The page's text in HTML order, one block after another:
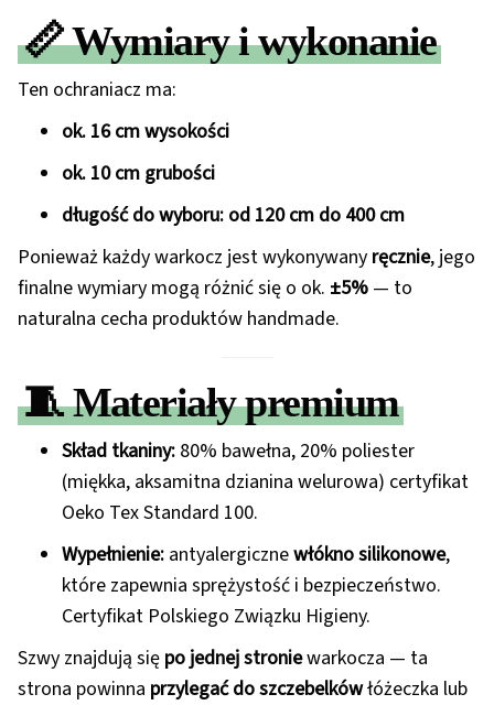
📏Wymiary i wykonanie
Ten ochraniacz ma:
ok. 16 cm wysokości
ok. 10 cm grubości
długość do wyboru: od 120 cm do 400 cm
Ponieważ każdy warkocz jest wykonywany ręcznie, jego
finalne wymiary mogą różnić się o ok. ±5% — to
naturalna cecha produktów handmade.
🧵Materiały premium
Skład tkaniny: 80% bawełna, 20% poliester
(miękka, aksamitna dzianina welurowa) certyfikat
Oeko Tex Standard 100.
Wypełnienie: antyalergicznewłókno silikonowe,
które zapewnia sprężystość i bezpieczeństwo.
Certyfikat Polskiego Związku Higieny.
Szwy znajdują się po jednej stroniewarkocza — ta
strona powinna przylegać do szczebelkówłóżeczka lub